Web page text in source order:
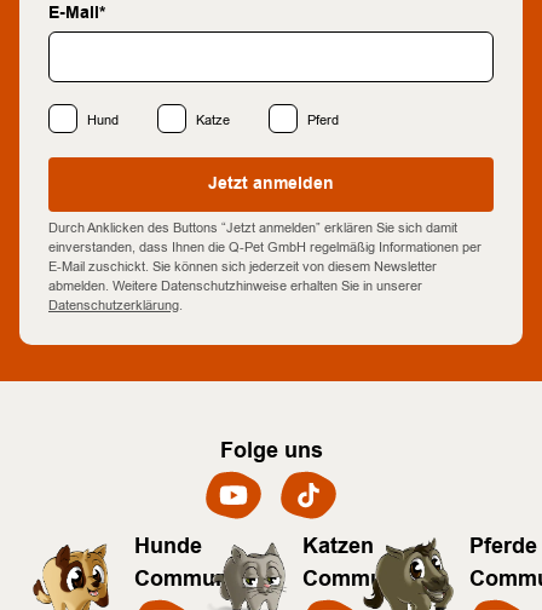
E-Mail*
Hund Katze Pferd
Jetzt anmelden
Durch Anklicken des Buttons “Jetzt anmelden” erklären Sie sich damit
einverstanden, dass Ihnen die Q-Pet GmbH regelmäßig Informationen per
E-Mail zuschickt. Sie können sich jederzeit von diesem Newsletter
abmelden. Weitere Datenschutzhinweise erhalten Sie in unserer
Datenschutzerklärung.
Folge uns
Hunde
Community
Katzen
Community
Pferde